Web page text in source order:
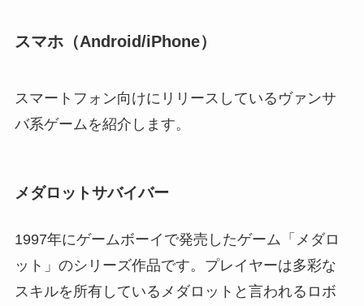
スマホ（Android/iPhone）
スマートフォン向けにリリースしているヴァンサ
バ系ゲームを紹介します。
メダロットサバイバー
1997年にゲームボーイで発売したゲーム「メダロ
ット」のシリーズ作品です。プレイヤーは多彩な
スキルを所有しているメダロットと言われるロボ